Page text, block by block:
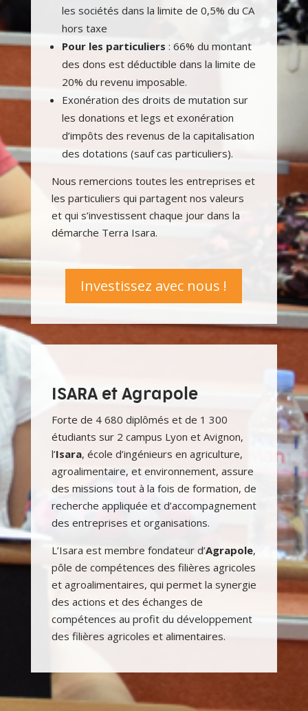
les sociétés dans la limite de 0,5% du CA
hors taxe
Pour les particuliers : 66% du montant
des dons est déductible dans la limite de
20% du revenu imposable.
Exonération des droits de mutation sur
les donations et legs et exonération
d’impôts des revenus de la capitalisation
des dotations (sauf cas particuliers).
Nous remercions toutes les entreprises et
les particuliers qui partagent nos valeurs
et qui s’investissent chaque jour dans la
démarche Terra Isara.
Investissez avec nous !
ISARA et Agrapole
Forte de 4 680 diplômés et de 1 300
étudiants sur 2 campus Lyon et Avignon,
l’Isara, école d’ingénieurs en agriculture,
agroalimentaire, et environnement, assure
des missions tout à la fois de formation, de
recherche appliquée et d’accompagnement
des entreprises et organisations.
L’Isara est membre fondateur d’Agrapole,
pôle de compétences des filières agricoles
et agroalimentaires, qui permet la synergie
des actions et des échanges de
compétences au profit du développement
des filières agricoles et alimentaires.